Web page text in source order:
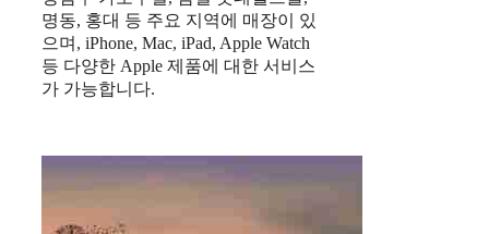
명동, 홍대 등 주요 지역에 매장이 있
으며, iPhone, Mac, iPad, Apple Watch
등 다양한 Apple 제품에 대한 서비스
가 가능합니다.